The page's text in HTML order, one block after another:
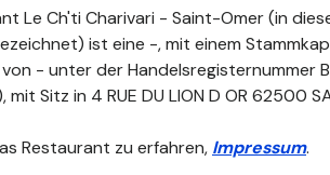
Le Ch'ti Charivari - Saint-Omer (in
ist eine -, mit einem
- unter der Handelsregisternummer
mit Sitz in 4 RUE DU LION D OR 62500
Restaurant zu erfahren, Impressum.